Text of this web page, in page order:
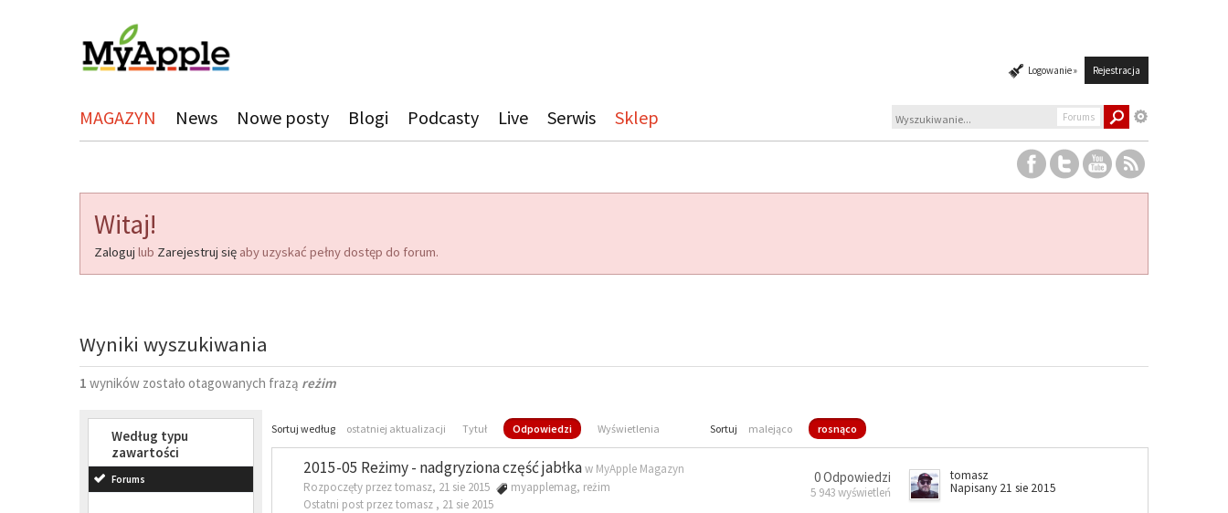
Logowanie » Rejestracja
MAGAZYN News Nowe posty Blogi Podcasty Live Serwis Sklep Forums
Witaj!
Zaloguj lub Zarejestruj się aby uzyskać pełny dostęp do forum.
Wyniki wyszukiwania
1 wyników zostało otagowanych frazą reżim
Według typu
zawartości
Forums
Sortuj według ostatniej aktualizacji Tytuł Odpowiedzi Wyświetlenia Sortuj malejąco rosnąco
2015-05 Reżimy - nadgryziona część jabłkaw MyApple Magazyn
Rozpoczęty przez tomasz, 21 sie 2015
myapplemag, reżim
Ostatni post przez tomasz , 21 sie 2015
0 Odpowiedzi
5 943 wyświetleń
tomasz
Napisany 21 sie 2015